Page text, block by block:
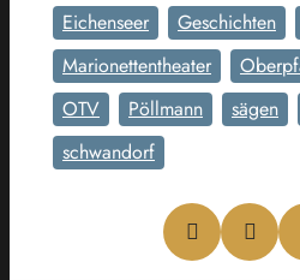
Eichenseer Geschichten
Marionettentheater
OTV
Pöllmann sägen
schwandorf